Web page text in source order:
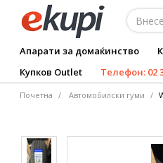
Апарати за домаќинство
Купков Outlet
Телефон: 02
Почетна Автомобилски гуми